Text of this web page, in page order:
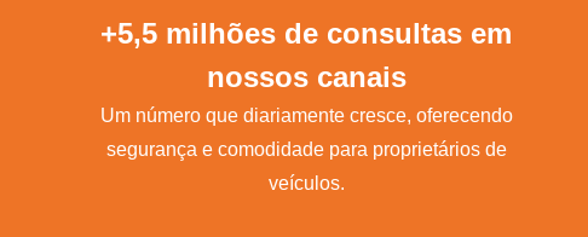
+5,5 milhões de consultas em
nossos canais
Um número que diariamente cresce, oferecendo
segurança e comodidade para proprietários de
veículos.